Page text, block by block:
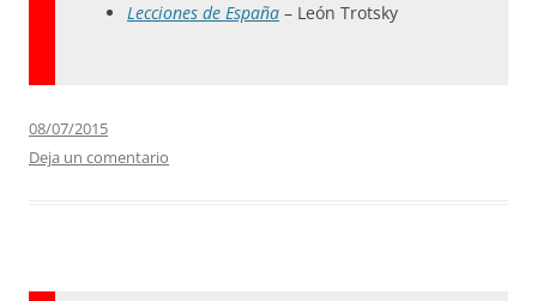
Lecciones de España – León Trotsky
08/07/2015
Deja un comentario